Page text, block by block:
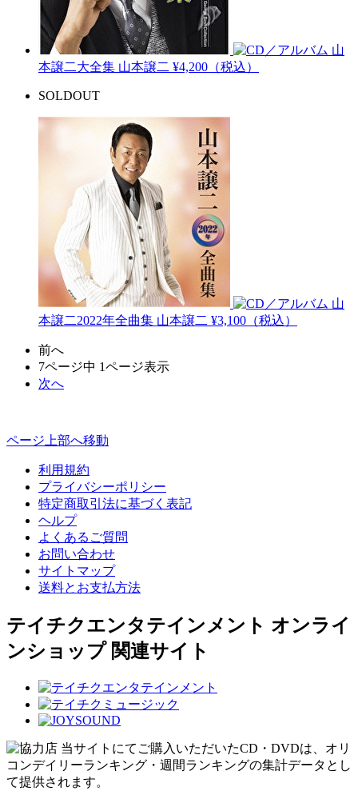
山
本譲二大全集 山本譲二 ¥4,200（税込）
SOLDOUT
山
本譲二2022年全曲集 山本譲二 ¥3,100（税込）
前へ
7ページ中 1ページ表示
次へ
ページ上部へ移動
利用規約
プライバシーポリシー
特定商取引法に基づく表記
ヘルプ
よくあるご質問
お問い合わせ
サイトマップ
送料とお支払方法
テイチクエンタテインメント オンライ
ンショップ 関連サイト
当サイトにてご購入いただいたCD・DVDは、オリ
コンデイリーランキング・週間ランキングの集計データとし
て提供されます。